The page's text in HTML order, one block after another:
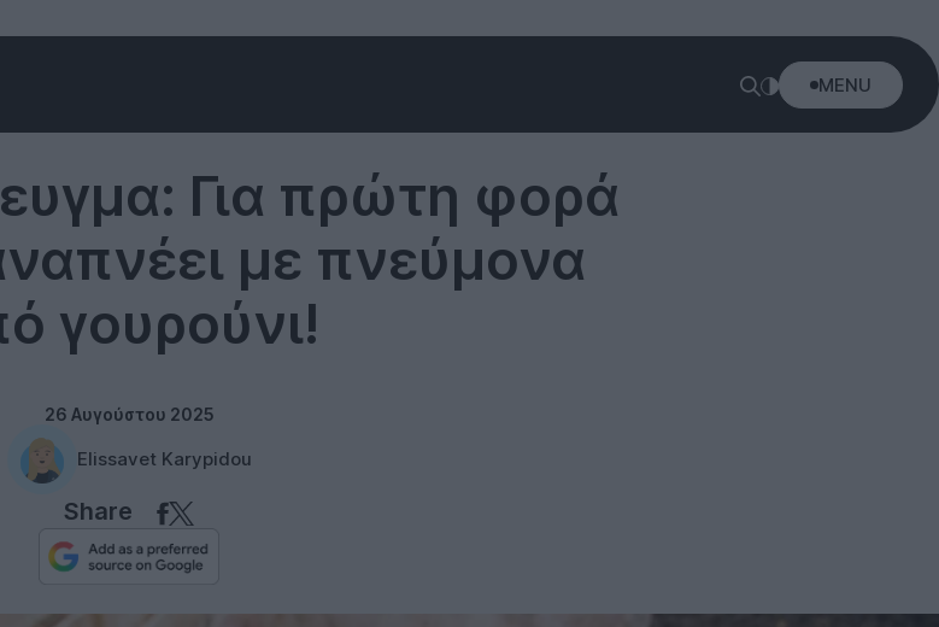
MENU
Για πρώτη φορά
με πνεύμονα
γουρούνι!
26 Αυγούστου 2025
Elissavet Karypidou
Share